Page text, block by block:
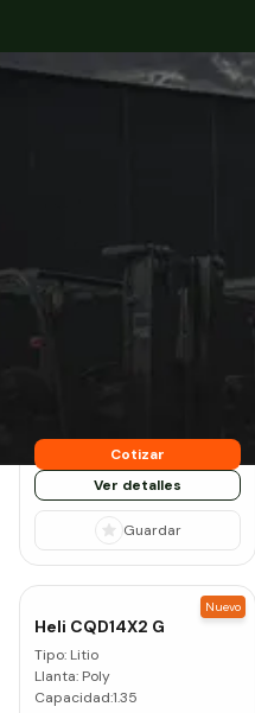
Angostos:
Heli CQDM12
Cotizar
Ver detalles
Guardar
Heli CQD14X2 G
Tipo: Litio
Llanta: Poly
Capacidad:1.35
Nuevo